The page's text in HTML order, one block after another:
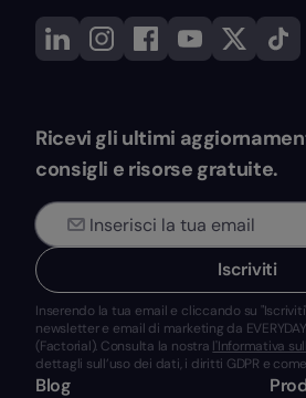
Ricevi gli ultimi
consigli e risorse gratuite.
Iscriviti
Inserendo la tua email e cliccando su
newsletter e email di marketing da EVERYDAY
(Factorial). Consulta la nostra l'Informativa
dettagli sull’uso dei dati, i diritti GDPR e
Blog